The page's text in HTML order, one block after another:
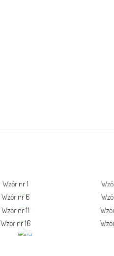
Wzór nr 1
Wzór nr 6
Wzór nr 11
Wzór nr 16